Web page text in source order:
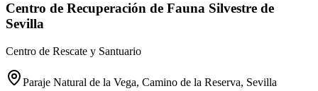
Centro de Recuperación de Fauna Silvestre de
Sevilla
Centro de Rescate y Santuario
Paraje Natural de la Vega, Camino de la Reserva, Sevilla